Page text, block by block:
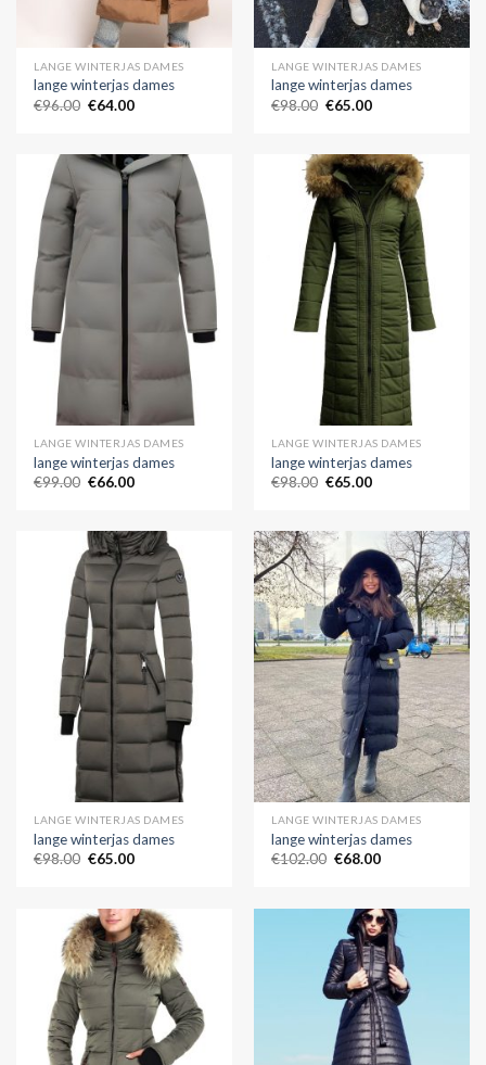
LANGE WINTERJAS DAMES
lange winterjas dames
€96.00 €64.00
LANGE WINTERJAS DAMES
lange winterjas dames
€98.00 €65.00
LANGE WINTERJAS DAMES
lange winterjas dames
€99.00 €66.00
LANGE WINTERJAS DAMES
lange winterjas dames
€98.00 €65.00
LANGE WINTERJAS DAMES
lange winterjas dames
€98.00 €65.00
LANGE WINTERJAS DAMES
lange winterjas dames
€102.00 €68.00